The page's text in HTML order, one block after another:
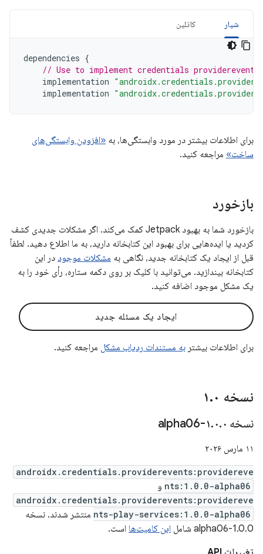
شیار کاتلین
dependencies {
// Use to implement credentials
implementation
implementation
برای اطلاعات بیشتر در مورد وابستگی‌ها، به «افزودن وابستگی‌های
ساخت» مراجعه کنید.
بازخورد
بازخورد شما به بهبود Jetpack کمک می‌کند. اگر مشکلات جدیدی کشف
کردید یا ایده‌هایی برای بهبود این کتابخانه دارید، به ما اطلاع دهید. لطفاً
قبل از ایجاد یک کتابخانه جدید، نگاهی به مشکلات موجود در این
کتابخانه بیندازید. می‌توانید با کلیک بر روی دکمه ستاره، رأی خود را به
یک مشکل موجود اضافه کنید.
ایجاد یک مسئله جدید
برای اطلاعات بیشتر به مستندات ردیاب مشکل مراجعه کنید.
نسخه ۱ .۰
نسخه ۱ .۰.۰-alpha06
۱۱ مارس ۲۰۲۶
androidx.credentials.providerevents:providereve
nts:1.0.0-alpha06 و
androidx.credentials.providerevents:providereve
nts-play-services:1.0.0-alpha06 منتشر شدند. نسخه
1.0.0-alpha06 شامل
این کامیت‌ها است.